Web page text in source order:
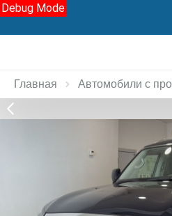
Debug Mode
Главная Автомобили с